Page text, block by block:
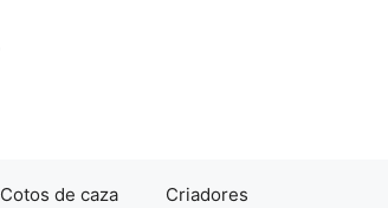
Cotos de caza Criadores